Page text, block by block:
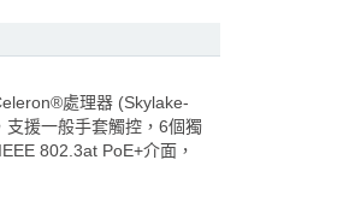
處理器 (Skylake-
援一般手套觸控，6個獨
802.3at PoE+介面，